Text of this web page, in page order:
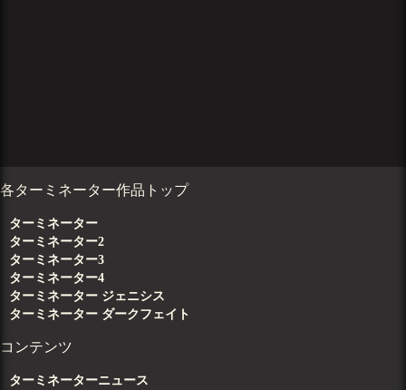
各ターミネーター作品トップ
ターミネーター
ターミネーター2
ターミネーター3
ターミネーター4
ターミネーター ジェニシス
ターミネーター ダークフェイト
コンテンツ
ターミネーターニュース